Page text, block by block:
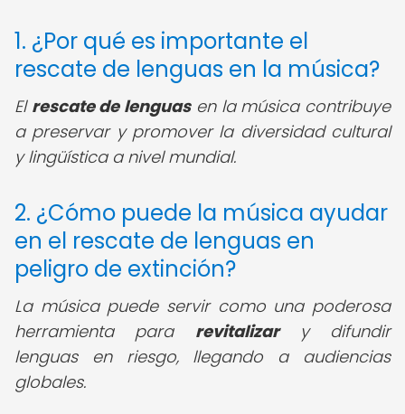
1. ¿Por qué es importante el
rescate de lenguas en la música?
El rescate de lenguasen la música contribuye
a preservar y promover la diversidad cultural
y lingüística a nivel mundial.
2. ¿Cómo puede la música ayudar
en el rescate de lenguas en
peligro de extinción?
La música puede servir como una poderosa
herramienta para revitalizary difundir
lenguas en riesgo, llegando a audiencias
globales.